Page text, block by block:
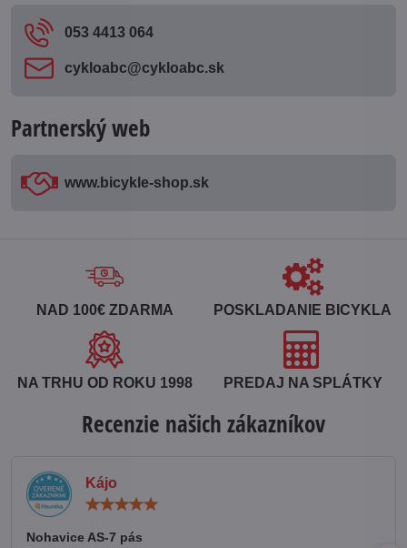
053 4413 064
cykloabc​@cykloabc​.sk
Partnerský web
www​.bicykle-shop​.sk
NAD 100€ ZDARMA POSKLADANIE BICYKLA
NA TRHU OD ROKU 1998 PREDAJ NA SPLÁTKY
Recenzie našich zákazníkov
Kájo
Nohavice AS-7 pás